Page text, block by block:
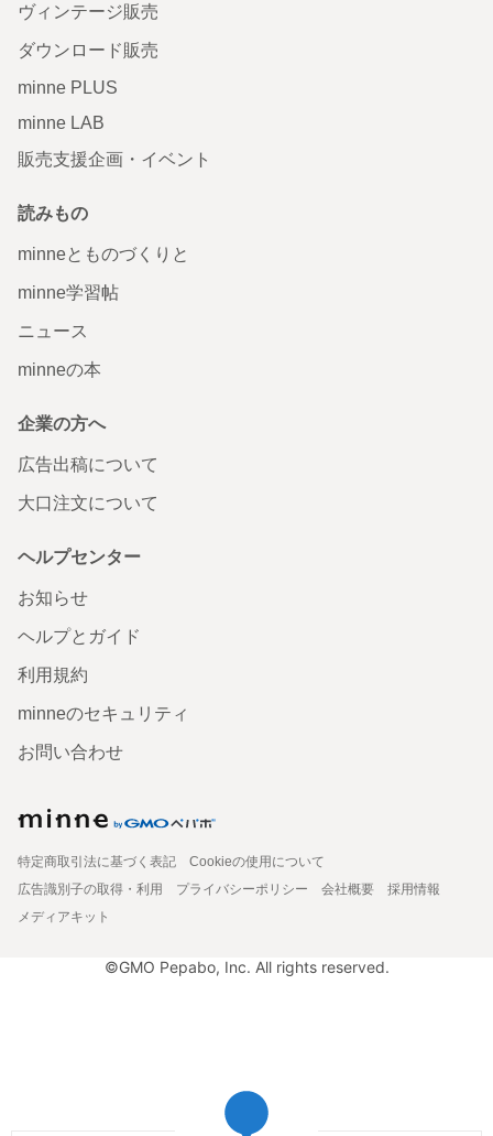
ヴィンテージ販売
ダウンロード販売
minne PLUS
minne LAB
販売支援企画・イベント
読みもの
minneとものづくりと
minne学習帖
ニュース
minneの本
企業の方へ
広告出稿について
大口注文について
ヘルプセンター
お知らせ
ヘルプとガイド
利用規約
minneのセキュリティ
お問い合わせ
特定商取引法に基づく表記
Cookieの使用について
広告識別子の取得・利用
プライバシーポリシー 会社概要
採用情報
メディアキット
©GMO Pepabo, Inc. All rights reserved.